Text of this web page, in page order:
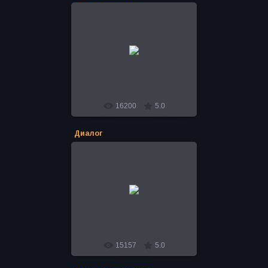
Полякова "Тайны Сибири 2011-14"
был найден древний артефакт.
16200 5.0
Диалог
Полякова "Тайны Сибири 2011-14"
был найден древний артефакт.
15157 5.0